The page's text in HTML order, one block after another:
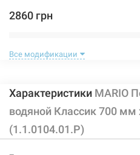
2860 грн
Артикул:106982
Все модификации
Характеристики MARIO
водяной Классик 700
(1.1.0104.01.Р)